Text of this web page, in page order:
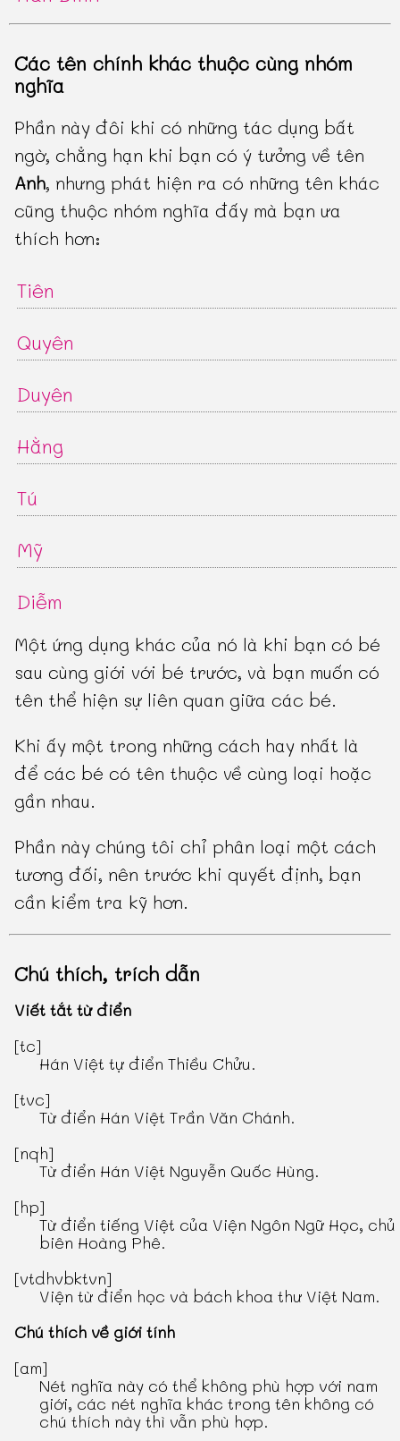
Các tên chính khác thuộc cùng nhóm
nghĩa
Phần này đôi khi có những tác dụng bất
ngờ, chẳng hạn khi bạn có ý tưởng về tên
Anh, nhưng phát hiện ra có những tên khác
cũng thuộc nhóm nghĩa đấy mà bạn ưa
thích hơn:
Tiên
Quyên
Duyên
Hằng
Tú
Mỹ
Diễm
Một ứng dụng khác của nó là khi bạn có bé
sau cùng giới với bé trước, và bạn muốn có
tên thể hiện sự liên quan giữa các bé.
Khi ấy một trong những cách hay nhất là
để các bé có tên thuộc về cùng loại hoặc
gần nhau.
Phần này chúng tôi chỉ phân loại một cách
tương đối, nên trước khi quyết định, bạn
cần kiểm tra kỹ hơn.
Chú thích, trích dẫn
Viết tắt từ điển
[tc]
Hán Việt tự điển Thiều Chửu.
[tvc]
Từ điển Hán Việt Trần Văn Chánh.
[nqh]
Từ điển Hán Việt Nguyễn Quốc Hùng.
[hp]
Từ điển tiếng Việt của Viện Ngôn Ngữ Học, chủ
biên Hoàng Phê.
[vtdhvbktvn]
Viện từ điển học và bách khoa thư Việt Nam.
Chú thích về giới tính
[am]
Nét nghĩa này có thể không phù hợp với nam
giới, các nét nghĩa khác trong tên không có
chú thích này thì vẫn phù hợp.